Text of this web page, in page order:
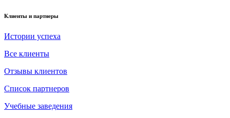
Клиенты и партнеры
Истории успеха
Все клиенты
Отзывы клиентов
Список партнеров
Учебные заведения